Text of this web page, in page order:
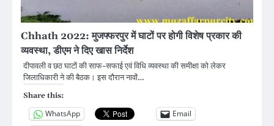
Chhath 2022: मुजफ्फरपुर में घाटों पर होगी विशेष प्रकार की
व्यवस्था, डीएम ने दिए खास निर्देश
दीपावली व छठ घाटों की साफ-सफाई एवं विधि व्यवस्था की समीक्षा को लेकर
जिलाधिकारी ने की बैठक। इस दौरान नावों…
Share this:
WhatsApp
Email